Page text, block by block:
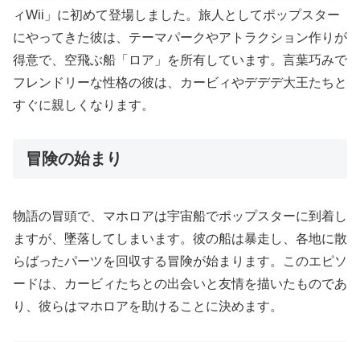
ィWii」に初めて登場しました。旅人としてポップスター
にやってきた彼は、テーマパークやアトラクション作りが
得意で、空飛ぶ船「ロア」を所有しています。言葉巧みで
フレンドリーな性格の彼は、カービィやデデデ大王たちと
すぐに親しくなります。
冒険の始まり
物語の冒頭で、マホロアは宇宙船でポップスターに到着し
ますが、墜落してしまいます。彼の船は暴走し、各地に散
らばったパーツを回収する冒険が始まります。このエピソ
ードは、カービィたちとの出会いと友情を描いたものであ
り、彼らはマホロアを助けることに決めます。